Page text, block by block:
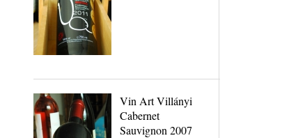
Vin Art Villányi
Cabernet
Sauvignon 2007